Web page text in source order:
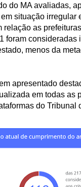
do MA avaliadas,
situação
relação as
foram
menos da
apresentado
em todas as
do Tribunal